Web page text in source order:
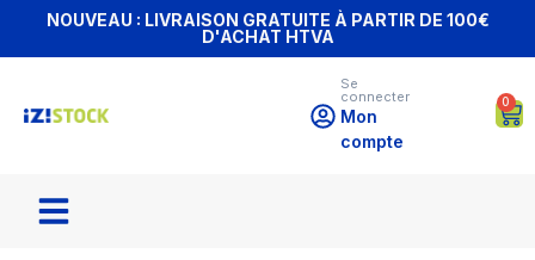
NOUVEAU : LIVRAISON GRATUITE À PARTIR DE 100€
D'ACHAT HTVA
Se
connecter
Mon
compte
0